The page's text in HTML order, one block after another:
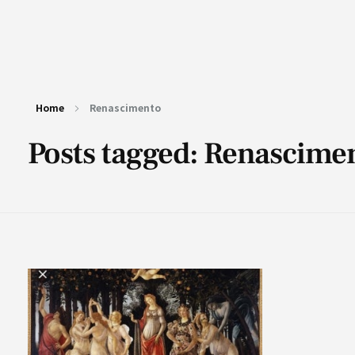
Home Renascimento
Posts tagged: